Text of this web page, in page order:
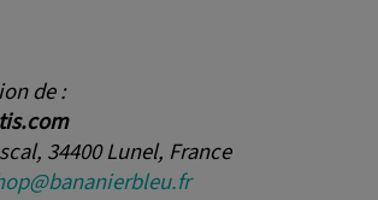
de :
34400 Lunel, France